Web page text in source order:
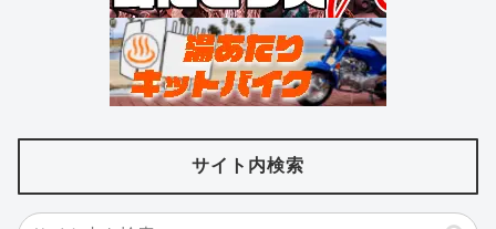
サイト内検索